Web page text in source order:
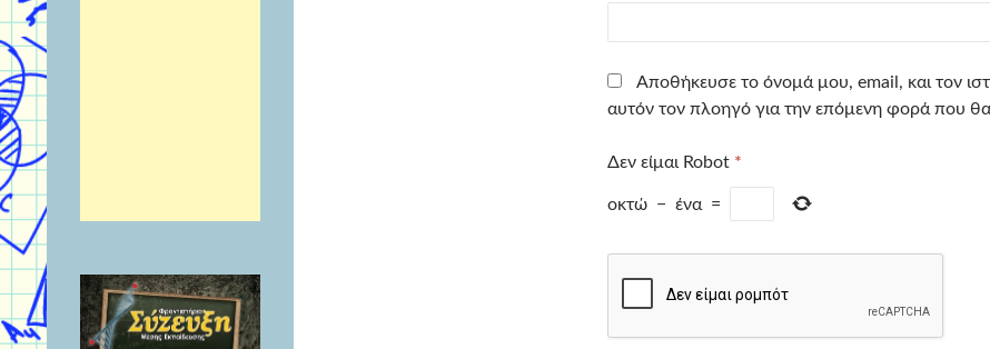
Αποθήκευσε το όνομά μου, email, και τον
αυτόν τον πλοηγό για την επόμενη φορά που
Δεν είμαι Robot *
οκτώ − ένα =